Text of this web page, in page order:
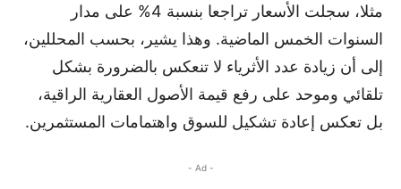
مثلا، سجلت الأسعار تراجعا بنسبة 4% على مدار
السنوات الخمس الماضية. وهذا يشير، بحسب المحللين،
إلى أن زيادة عدد الأثرياء لا تنعكس بالضرورة بشكل
تلقائي وموحد على رفع قيمة الأصول العقارية الراقية،
بل تعكس إعادة تشكيل للسوق واهتمامات المستثمرين.
- Ad -